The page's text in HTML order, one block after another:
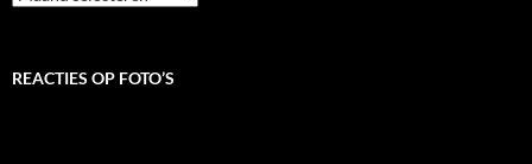
REACTIES OP FOTO’S